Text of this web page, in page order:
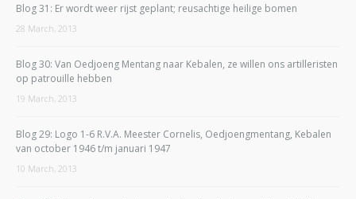
Blog 31: Er wordt weer rijst geplant; reusachtige heilige bomen
28 March, 2013
Blog 30: Van Oedjoeng Mentang naar Kebalen, ze willen ons artilleristen
op patrouille hebben
19 March, 2013
Blog 29: Logo 1-6 R.V.A. Meester Cornelis, Oedjoengmentang, Kebalen
van october 1946 t/m januari 1947
10 March, 2013